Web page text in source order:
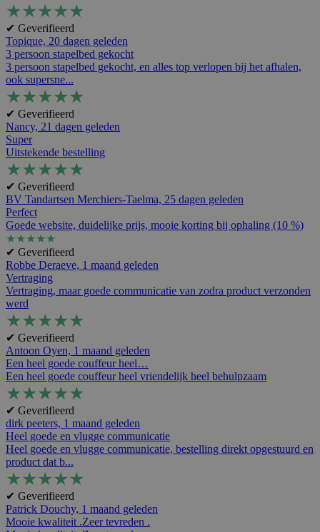
★★★★★
✔ Geverifieerd
Topique, 20 dagen geleden
3 persoon stapelbed gekocht
3 persoon stapelbed gekocht, en alles top verlopen bij het afhalen,
ook supersne...
★★★★★
✔ Geverifieerd
Nancy, 21 dagen geleden
Super
Uitstekende bestelling
★★★★★
✔ Geverifieerd
BV Tandartsen Merchiers-Taelma, 25 dagen geleden
Perfect
Goede website, duidelijke prijs, mooie korting bij ophaling (10 %)
★★★★★
✔ Geverifieerd
Robbe Deraeve, 1 maand geleden
Vertraging
Vertraging, maar goede communicatie van zodra product verzonden
werd
★★★★★
✔ Geverifieerd
Antoon Oyen, 1 maand geleden
Een heel goede couffeur heel…
Een heel goede couffeur heel vriendelijk heel behulpzaam
★★★★★
✔ Geverifieerd
dirk peeters, 1 maand geleden
Heel goede en vlugge communicatie
Heel goede en vlugge communicatie, bestelling direkt opgestuurd en
product dat b...
★★★★★
✔ Geverifieerd
Patrick Douchy, 1 maand geleden
Mooie kwaliteit .Zeer tevreden .